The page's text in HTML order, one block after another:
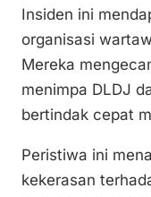
Insiden ini
organisasi
Mereka
menimpa DLDJ
bertindak cepat
Peristiwa ini
kekerasan